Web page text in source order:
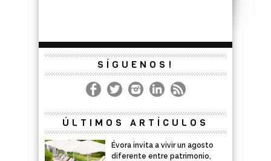
SÍGUENOS!
ÚLTIMOS ARTÍCULOS
Évora invita a vivir un agosto
diferente entre patrimonio,